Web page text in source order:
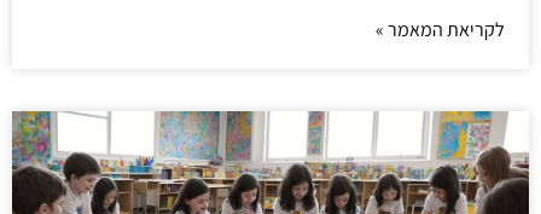
לקריאת המאמר »